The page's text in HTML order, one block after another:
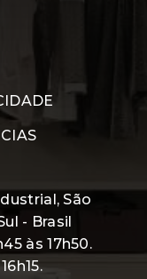
São
- Brasil
às 17h50.